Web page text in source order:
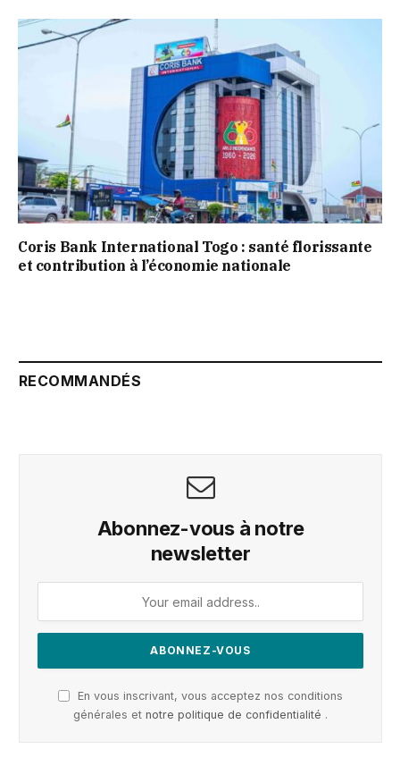
Coris Bank International Togo : santé florissante
et contribution à l’économie nationale
RECOMMANDÉS
Abonnez-vous à notre
newsletter
En vous inscrivant, vous acceptez nos conditions
générales et notre politique de confidentialité .